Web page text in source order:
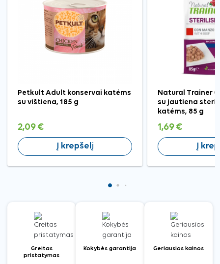
Petkult Adult konservai katėms
su vištiena, 185 g
2,09 €
Į krepšelį
Natural Trainer
su jautiena
katėms, 85 g
1,69 €
Į
Greitas
pristatymas
Kokybės garantija Geriausios kainos